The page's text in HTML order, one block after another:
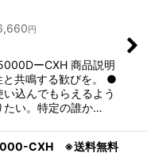
円
ーCXH 商品説明
共鳴する歓びを。 ●
込んでもらえるよう
たい。特定の誰か…
CXH ※送料無料